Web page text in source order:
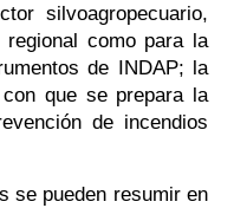
silvoagropecuario,
como para la
de INDAP; la
que se prepara la
de incendios
se pueden resumir en